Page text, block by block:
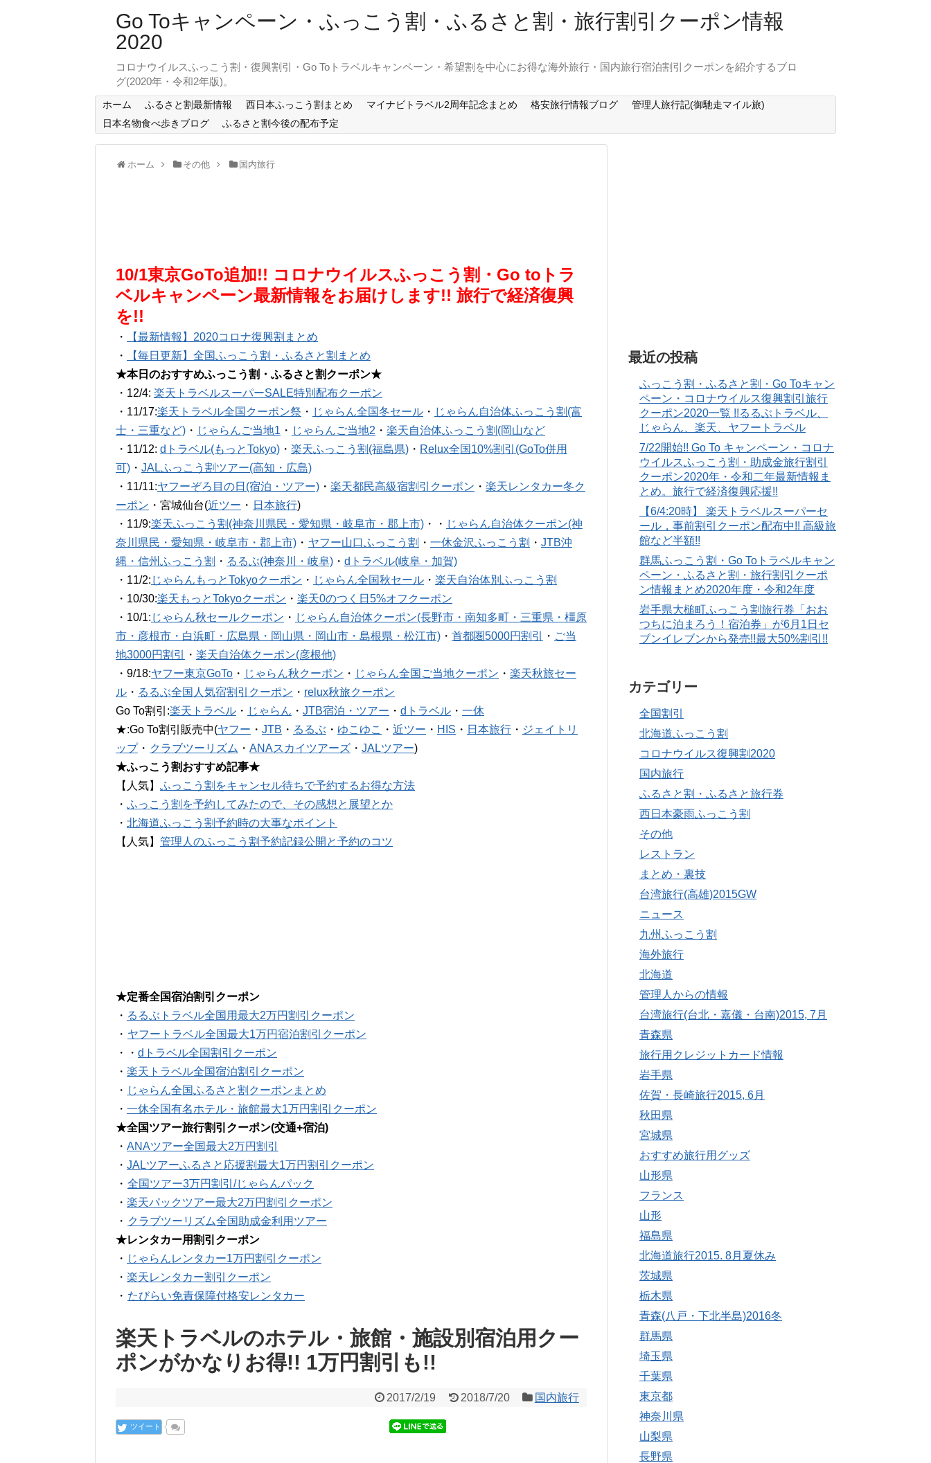
Go Toキャンペーン・ふっこう割・ふるさと割・旅行割引クーポン情報
2020
コロナウイルスふっこう割・復興割引・Go Toトラベルキャンペーン・希望割を中心にお得な海外旅行・国内旅行宿泊割引クーポンを紹介するブロ
グ(2020年・令和2年版)。
ホーム ふるさと割最新情報 西日本ふっこう割まとめ マイナビトラベル2周年記念まとめ 格安旅行情報ブログ
管理人旅行記(御馳走マイル旅)
日本名物食べ歩きブログ
ふるさと割今後の配布予定
ホーム その他 国内旅行
10/1東京GoTo追加!! コロナウイルスふっこう割・Go toトラ
ベルキャンペーン最新情報をお届けします!! 旅行で経済復興
を!!
・
【最新情報】2020コロナ復興割まとめ
・
【毎日更新】全国ふっこう割・ふるさと割まとめ
★本日のおすすめふっこう割・ふるさと割クーポン★
・12/4: 楽天トラベルスーパーSALE特別配布クーポン
・11/17:楽天トラベル全国クーポン祭 ・ じゃらん全国冬セール ・ じゃらん自治体ふっこう割(富
士・三重など) ・ じゃらんご当地1 ・ じゃらんご当地2 ・ 楽天自治体ふっこう割(岡山など
・11/12: dトラベル(もっとTokyo) ・ 楽天ふっこう割(福島県) ・ Relux全国10%割引(GoTo併用
可) ・ JALふっこう割ツアー(高知・広島)
・11/11:ヤフーぞろ目の日(宿泊・ツアー) ・ 楽天都民高級宿割引クーポン ・ 楽天レンタカー冬ク
ーポン ・宮城仙台(近ツー ・ 日本旅行)
・11/9:楽天ふっこう割(神奈川県民・愛知県・岐阜市・郡上市) ・・ じゃらん自治体クーポン(神
奈川県民・愛知県・岐阜市・郡上市) ・ ヤフー山口ふっこう割 ・ 一休金沢ふっこう割 ・ JTB沖
縄・信州ふっこう割 ・ るるぶ(神奈川・岐阜) ・ dトラベル(岐阜・加賀)
・11/2: じゃらんもっとTokyoクーポン ・ じゃらん全国秋セール ・ 楽天自治体別ふっこう割
・10/30:楽天もっとTokyoクーポン ・ 楽天0のつく日5%オフクーポン
・10/1: じゃらん秋セールクーポン ・ じゃらん自治体クーポン(長野市・南知多町・三重県・橿原
市・彦根市・白浜町・広島県・岡山県・岡山市・島根県・松江市) ・ 首都圏5000円割引 ・ ご当
地3000円割引
・ 楽天自治体クーポン(彦根他)
・9/18:ヤフー東京GoTo ・ じゃらん秋クーポン ・ じゃらん全国ご当地クーポン ・ 楽天秋旅セー
ル ・ るるぶ全国人気宿割引クーポン ・ relux秋旅クーポン
Go To割引:楽天トラベル ・ じゃらん ・ JTB宿泊・ツアー ・ dトラベル ・ 一休
★:Go To割引販売中(ヤフー ・ JTB ・ るるぶ ・ ゆこゆこ ・ 近ツー ・ HIS ・ 日本旅行 ・ ジェイトリ
ップ・ クラブツーリズム ・ ANAスカイツアーズ ・ JALツアー)
★ふっこう割おすすめ記事★
【人気】 ふっこう割をキャンセル待ちで予約するお得な方法
・ ふっこう割を予約してみたので、その感想と展望とか
・ 北海道ふっこう割予約時の大事なポイント
【人気】 管理人のふっこう割予約記録公開と予約のコツ
★定番全国宿泊割引クーポン
・ るるぶトラベル全国用最大2万円割引クーポン
・ ヤフートラベル全国最大1万円宿泊割引クーポン
・・ dトラベル全国割引クーポン
・ 楽天トラベル全国宿泊割引クーポン
・ じゃらん全国ふるさと割クーポンまとめ
・ 一休全国有名ホテル・旅館最大1万円割引クーポン
★全国ツアー旅行割引クーポン(交通+宿泊)
・ ANAツアー全国最大2万円割引
・ JALツアーふるさと応援割最大1万円割引クーポン
・ 全国ツアー3万円割引/じゃらんパック
・ 楽天パックツアー最大2万円割引クーポン
・ クラブツーリズム全国助成金利用ツアー
★レンタカー用割引クーポン
・ じゃらんレンタカー1万円割引クーポン
・ 楽天レンタカー割引クーポン
・ たびらい免責保障付格安レンタカー
楽天トラベルのホテル・旅館・施設別宿泊用クー
ポンがかなりお得!! 1万円割引も!!
2017/2/19 2018/7/20 国内旅行
ツイート
最近の投稿
ふっこう割・ふるさと割・Go Toキャン
ペーン・コロナウイルス復興割引旅行
クーポン2020一覧 !!るるぶトラベル、
じゃらん、楽天、ヤフートラベル
7/22開始!! Go To キャンペーン・コロナ
ウイルスふっこう割・助成金旅行割引
クーポン2020年・令和二年最新情報ま
とめ。旅行で経済復興応援!!
【6/4:20時】 楽天トラベルスーパーセ
ール，事前割引クーポン配布中!! 高級旅
館など半額!!
群馬ふっこう割・Go Toトラベルキャン
ペーン・ふるさと割・旅行割引クーポ
ン情報まとめ2020年度・令和2年度
岩手県大槌町ふっこう割旅行券「おお
つちに泊まろう！宿泊券」が6月1日セ
ブンイレブンから発売!!最大50%割引!!
カテゴリー
全国割引
北海道ふっこう割
コロナウイルス復興割2020
国内旅行
ふるさと割・ふるさと旅行券
西日本豪雨ふっこう割
その他
レストラン
まとめ・裏技
台湾旅行(高雄)2015GW
ニュース
九州ふっこう割
海外旅行
北海道
管理人からの情報
台湾旅行(台北・嘉儀・台南)2015, 7月
青森県
旅行用クレジットカード情報
岩手県
佐賀・長崎旅行2015, 6月
秋田県
宮城県
おすすめ旅行用グッズ
山形県
フランス
山形
福島県
北海道旅行2015. 8月夏休み
茨城県
栃木県
青森(八戸・下北半島)2016冬
群馬県
埼玉県
千葉県
東京都
神奈川県
山梨県
長野県